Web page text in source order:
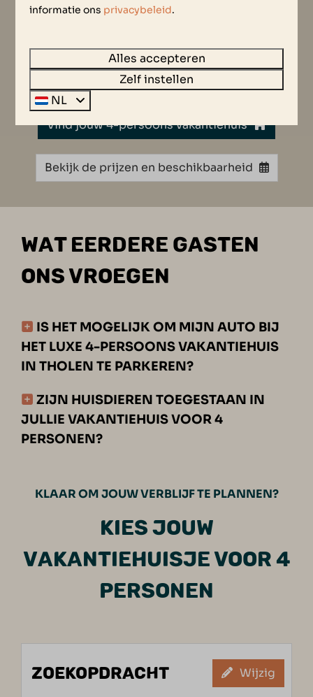
Restaurant
Vind jouw 4-persoons vakantiehuis
Bekijk de prijzen en beschikbaarheid
WAT EERDERE GASTEN
ONS VROEGEN
IS HET MOGELIJK OM MIJN AUTO BIJ
HET LUXE 4-PERSOONS VAKANTIEHUIS
IN THOLEN TE PARKEREN?
ZIJN HUISDIEREN TOEGESTAAN IN
JULLIE VAKANTIEHUIS VOOR 4
PERSONEN?
KLAAR OM JOUW VERBLIJF TE PLANNEN?
KIES JOUW
VAKANTIEHUISJE VOOR 4
PERSONEN
ZOEKOPDRACHT Wijzig
informatie ons privacybeleid.
Alles accepteren
Zelf instellen
NL